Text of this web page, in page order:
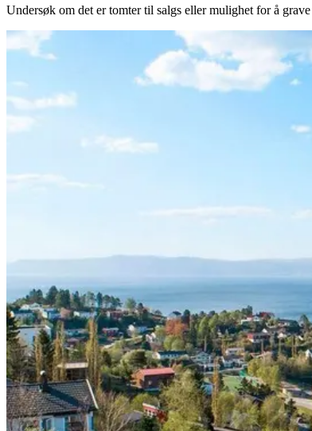
Undersøk om det er tomter til salgs eller mulighet for å